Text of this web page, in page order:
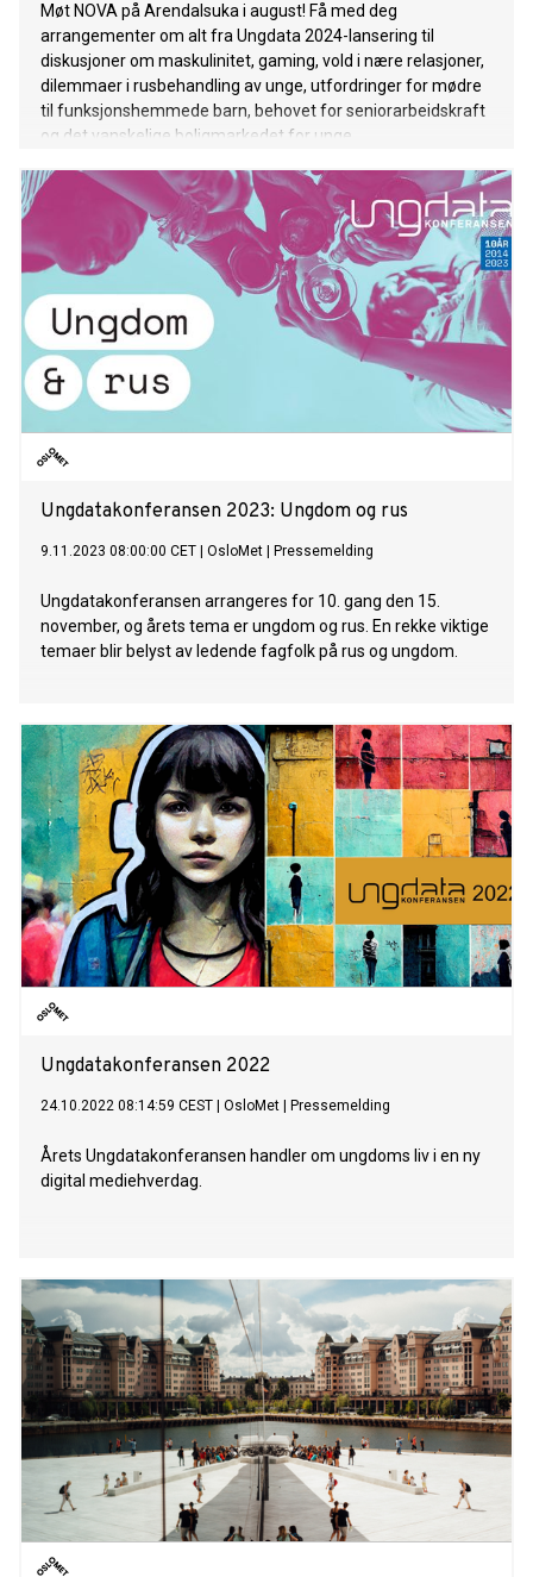
Møt NOVA på Arendalsuka i august! Få med deg
arrangementer om alt fra Ungdata 2024-lansering til
diskusjoner om maskulinitet, gaming, vold i nære relasjoner,
dilemmaer i rusbehandling av unge, utfordringer for mødre
til funksjonshemmede barn, behovet for seniorarbeidskraft
og det vanskelige boligmarkedet for unge.
Ungdatakonferansen 2023: Ungdom og rus
9.11.2023 08:00:00 CET OsloMet Pressemelding
Ungdatakonferansen arrangeres for 10. gang den 15.
november, og årets tema er ungdom og rus. En rekke viktige
temaer blir belyst av ledende fagfolk på rus og ungdom.
Ungdatakonferansen 2022
24.10.2022 08:14:59 CEST OsloMet Pressemelding
Årets Ungdatakonferansen handler om ungdoms liv i en ny
digital mediehverdag.